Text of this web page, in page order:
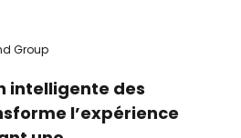
Group
intelligente des
l’expérience